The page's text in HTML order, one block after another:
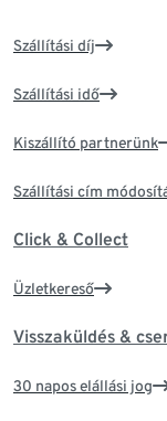
Szállítási díj
Szállítási idő
Kiszállító partnerünk
Szállítási cím
Click & Collect
Üzletkereső
Visszaküldés &
30 napos elállási jog